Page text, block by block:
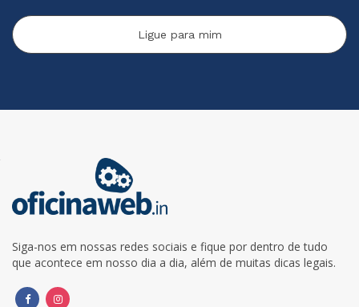
Ligue para mim
Siga-nos em nossas redes sociais e fique por dentro de tudo
que acontece em nosso dia a dia, além de muitas dicas legais.